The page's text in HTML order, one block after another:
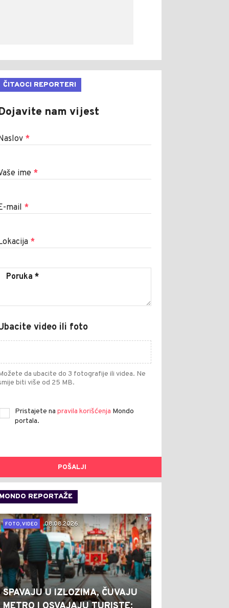
ČITAOCI REPORTERI
nam vijest
*
ime *
mail *
*
video ili foto
da ubacite do 3 fotografije ili videa. Ne
biti više od 25 MB.
Pristajete na pravila korišćenja Mondo
portala.
POŠALJI
MONDO REPORTAŽE
0
FOTO, VIDEO
08.08.2026.
SPAVAJU U IZLOZIMA, ČUVAJU